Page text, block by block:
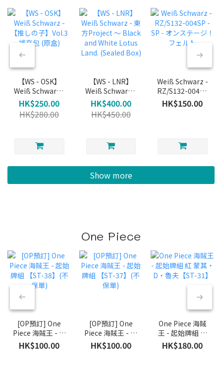
【WS - OSK】
Weiß Schwarz -
【推しの子】
Vol.3 補充包 (原
盒)
HK$250.00
HK$280.00
【WS - LNR】
Weiß Schwarz -
東方Project ～
Black and White
Lotus Land.
HK$400.00
HK$450.00
Weiß Schwarz -
RZ/S132-004SP
- SP - オンステー
ジ！ フェルト
HK$150.00
Show more
One Piece
[OP預訂] One
Piece 海賊王 - 起
始牌組 【ST-
38】(不保單)
HK$100.00
[OP預訂] One
Piece 海賊王 - 起
始牌組 【ST-
37】(不保單)
HK$100.00
One Piece 海賊
王 - 起始牌組 紅
蒙其・D・魯夫
【ST-31】
HK$180.00